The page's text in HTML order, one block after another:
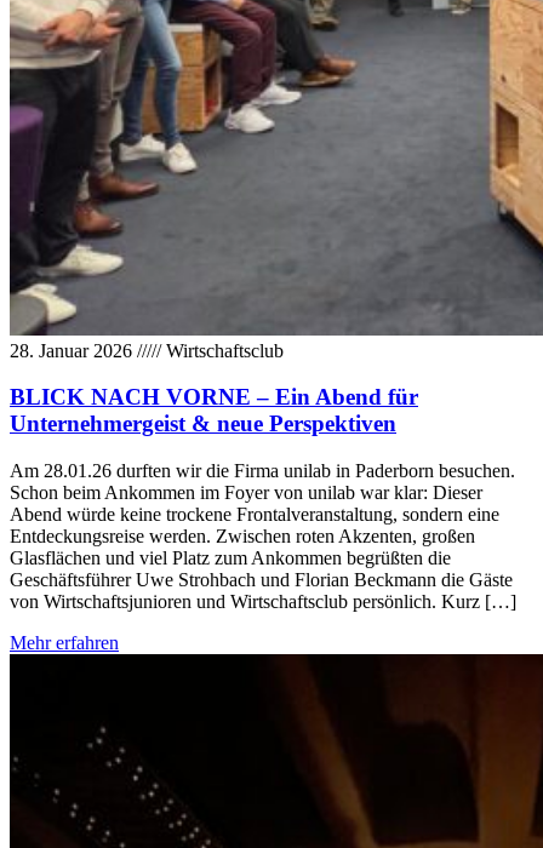
28. Januar 2026 /////Wirtschaftsclub
BLICK NACH VORNE – Ein Abend für
Unternehmergeist & neue Perspektiven
Am 28.01.26 durften wir die Firma unilab in Paderborn besuchen.
Schon beim Ankommen im Foyer von unilab war klar: Dieser
Abend würde keine trockene Frontalveranstaltung, sondern eine
Entdeckungsreise werden. Zwischen roten Akzenten, großen
Glasflächen und viel Platz zum Ankommen begrüßten die
Geschäftsführer Uwe Strohbach und Florian Beckmann die Gäste
von Wirtschaftsjunioren und Wirtschaftsclub persönlich. Kurz […]
Mehr erfahren